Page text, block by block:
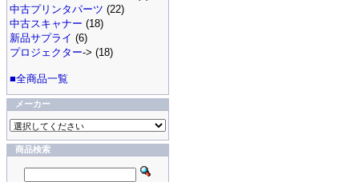
中古プリンタパーツ (22)
中古スキャナー (18)
新品サプライ (6)
プロジェクター-> (18)
■全商品一覧
メーカー
商品検索